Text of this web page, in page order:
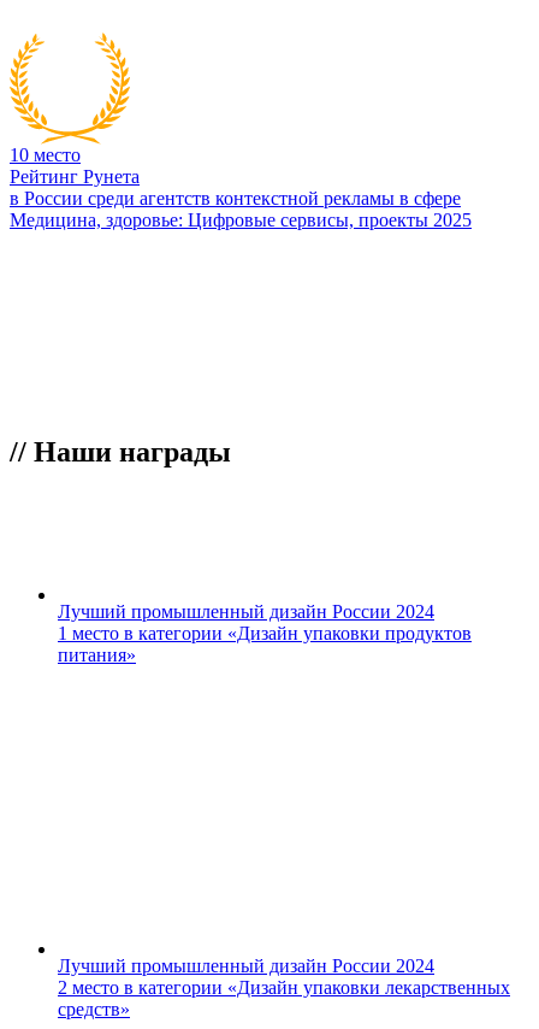
10 место
Рейтинг Рунета
в России среди агентств контекстной рекламы в сфере
Медицина, здоровье: Цифровые сервисы, проекты 2025
// Наши награды
Лучший промышленный дизайн России 2024
1 место в категории «Дизайн упаковки продуктов
питания»
Лучший промышленный дизайн России 2024
2 место в категории «Дизайн упаковки лекарственных
средств»